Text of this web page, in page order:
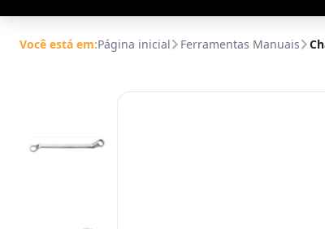
Você está em:Página inicial Ferramentas Manuais